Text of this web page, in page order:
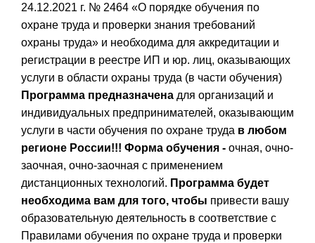
24.12.2021 г. № 2464 «О порядке обучения по
охране труда и проверки знания требований
охраны труда» и необходима для аккредитации и
регистрации в реестре ИП и юр. лиц, оказывающих
услуги в области охраны труда (в части обучения)
Программа предназначена для организаций и
индивидуальных предпринимателей, оказывающим
услуги в части обучения по охране труда в любом
регионе России!!! Форма обучения - очная, очно-
заочная, очно-заочная с применением
дистанционных технологий. Программа будет
необходима вам для того, чтобы привести вашу
образовательную деятельность в соответствие с
Правилами обучения по охране труда и проверки